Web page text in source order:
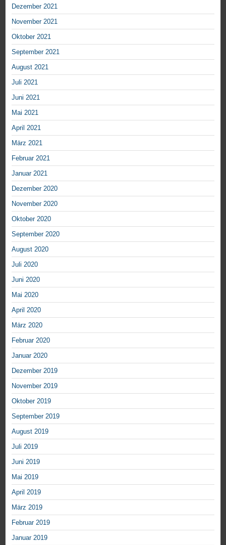
Dezember 2021
November 2021
Oktober 2021
September 2021
August 2021
Juli 2021
Juni 2021
Mai 2021
April 2021
März 2021
Februar 2021
Januar 2021
Dezember 2020
November 2020
Oktober 2020
September 2020
August 2020
Juli 2020
Juni 2020
Mai 2020
April 2020
März 2020
Februar 2020
Januar 2020
Dezember 2019
November 2019
Oktober 2019
September 2019
August 2019
Juli 2019
Juni 2019
Mai 2019
April 2019
März 2019
Februar 2019
Januar 2019